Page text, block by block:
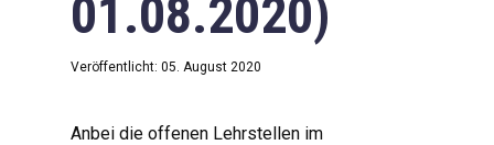
01.08.2020)
Veröffentlicht: 05. August 2020
Anbei die offenen Lehrstellen im